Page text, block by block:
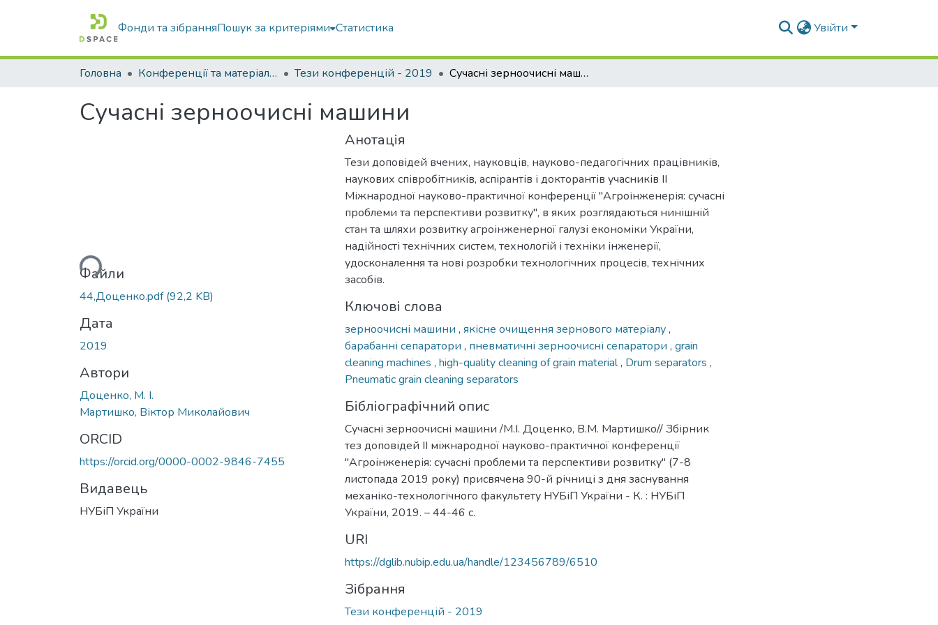
Фонди та зібранняПошук за критеріями Статистика Увійти
Головна Конференції та матеріали конференцій Тези конференцій - 2019 Сучасні зерноочисні машини
Сучасні зерноочисні машини
Вантажиться...Файли
44,Доценко.pdf(92,2 KB)
Дата
2019
Автори
Доценко, М. І.
Мартишко, Віктор Миколайович
ORCID
https://orcid.org/0000-0002-9846-7455
Видавець
НУБіП України
Анотація
Тези доповідей вчених, науковців, науково-педагогічних працівників,
наукових співробітників, аспірантів і докторантів учасників ІІ
Міжнародної науково-практичної конференції "Агроінженерія: сучасні
проблеми та перспективи розвитку", в яких розглядаються нинішній
стан та шляхи розвитку агроінженерної галузі економіки України,
надійності технічних систем, технологій і техніки інженерії,
удосконалення та нові розробки технологічних процесів, технічних
засобів.
Ключові слова
зерноочисні машини , якісне очищення зернового матеріалу,
барабанні сепаратори , пневматичні зерноочисні сепаратори , grain
cleaning machines , high-quality cleaning of grain material, Drum separators ,
Pneumatic grain cleaning separators
Бібліографічний опис
Сучасні зерноочисні машини /М.І. Доценко, В.М. Мартишко// Збірник
тез доповідей ІІ міжнародної науково-практичної конференції
"Агроінженерія: сучасні проблеми та перспективи розвитку" (7-8
листопада 2019 року) присвячена 90-й річниці з дня заснування
механіко-технологічного факультету НУБіП України - К. : НУБіП
України, 2019. – 44-46 с.
URI
https://dglib.nubip.edu.ua/handle/123456789/6510
Зібрання
Тези конференцій - 2019